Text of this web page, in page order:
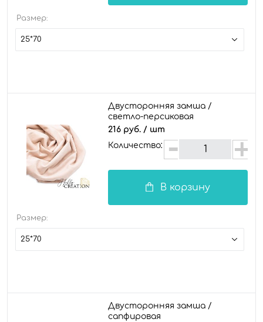
Размер:
25*70
Двусторонняя замша /
светло-персиковая
216 руб. / шт
Количество:
В корзину
Размер:
25*70
Двусторонняя замша /
сапфировая